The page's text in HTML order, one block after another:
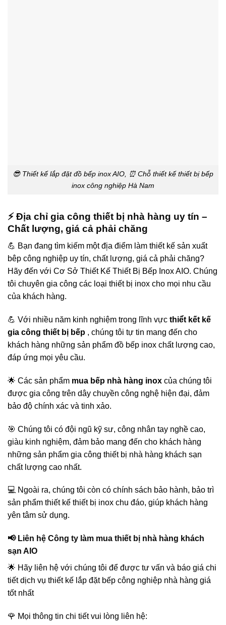
😎 Thiết kế lắp đặt đồ bếp inox AIO, ⏰ Chỗ thiết kế thiết bị bếp
inox công nghiệp Hà Nam
⚡ Địa chỉ gia công thiết bị nhà hàng uy tín –
Chất lượng, giá cả phải chăng
💪 Bạn đang tìm kiếm một đị̣a điểm làm thiết kế sản xuất
bêp công nghiệp uy tín, chất lượng, giá cả phải chăng?
Hãy đến với Cơ Sở Thiết Kế Thiết Bị Bếp Inox AIO. Chúng
tôi chuyên gia công các loại thiết bị inox cho mọi nhu cầu
của khách hàng.
💪 Với nhiều năm kinh nghiệm trong lĩnh vực thiế́t kết kế
gia công thiết bị bếp , chúng tôi tự tin mang đến cho
khách hàng những sản phẩm đồ bếp inox chất lượng cao,
đáp ứng mọi yêu cầu.
🌟 Các sản phẩm mua bếp nhà hàng inox của chúng tôi
được gia công trên dây chuyền công nghệ hiện đại, đảm
bảo độ chính xác và tinh xảo.
🎯 Chúng tôi có đội ngũ kỹ sư, công nhân tay nghề cao,
giàu kinh nghiệm, đảm bảo mang đến cho khách hàng
những sản phẩm gia công thiết bị nhà hàng khách sạn
chất lượng cao nhất.
💻 Ngoài ra, chúng tôi còn có chính sách bảo hành, bảo trì
sản phẩm thiết kế thiết bị inox chu đáo, giúp khách hàng
yên tâm sử dụng.
📢 Liên hệ Công ty làm mua thiết bị nhà hàng khách
sạn AIO
🌟 Hãy liên hệ với chúng tôi để được tư vấn và báo giá chi
tiết dịch vụ thiết kế lắp đặt bếp công nghiệp nhà hàng giá
tốt nhất
🌹 Mọi thông tin chi tiết vui lòng liên hệ: